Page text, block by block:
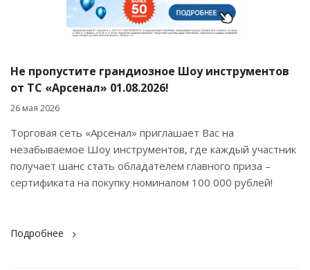
Не пропустите грандиозное Шоу инструментов
от ТС «Арсенал» 01.08.2026!
26 мая 2026
Торговая сеть «Арсенал» приглашает Вас на
незабываемое Шоу инструментов, где каждый участник
получает шанс стать обладателем главного приза –
сертификата на покупку номиналом 100 000 рублей!
Подробнее